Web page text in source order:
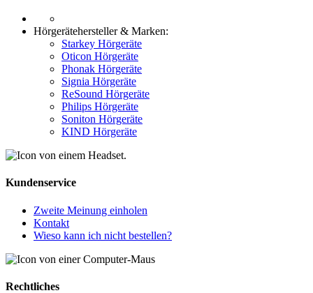
Hörgerätehersteller & Marken:
Starkey Hörgeräte
Oticon Hörgeräte
Phonak Hörgeräte
Signia Hörgeräte
ReSound Hörgeräte
Philips Hörgeräte
Soniton Hörgeräte
KIND Hörgeräte
Kundenservice
Zweite Meinung einholen
Kontakt
Wieso kann ich nicht bestellen?
Rechtliches